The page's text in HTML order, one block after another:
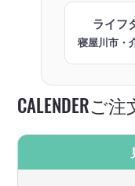
ライフ
寝屋川市・
CALENDERご